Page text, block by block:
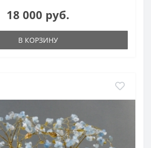
18 000 руб.
В КОРЗИНУ